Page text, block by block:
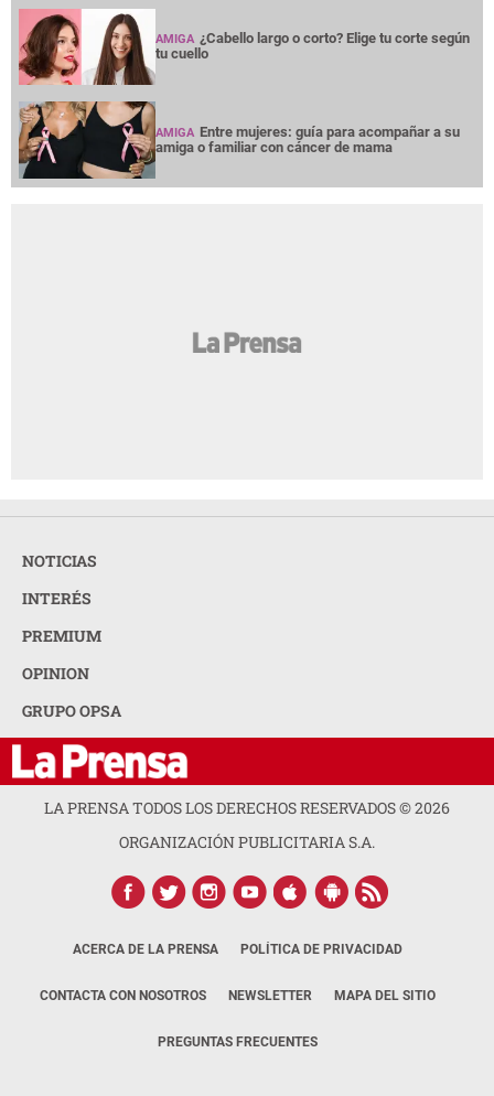
AMIGA ¿Cabello largo o corto? Elige tu corte según
tu cuello
AMIGA Entre mujeres: guía para acompañar a su
amiga o familiar con cáncer de mama
NOTICIAS
INTERÉS
PREMIUM
OPINION
GRUPO OPSA
LA PRENSA TODOS LOS DERECHOS RESERVADOS ©2026
ORGANIZACIÓN PUBLICITARIA S.A.
ACERCA DE LA PRENSA POLÍTICA DE PRIVACIDAD
CONTACTA CON NOSOTROS NEWSLETTER MAPA DEL SITIO
PREGUNTAS FRECUENTES